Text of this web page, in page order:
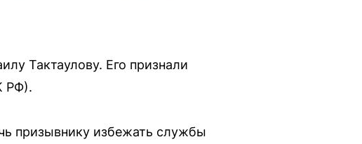
Тактаулову. Его признали
РФ).
призывнику избежать службы